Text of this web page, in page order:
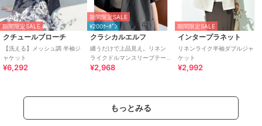
期間限定SALE
クチュールブローチ
【洗える】メッシュ調 半袖ジ
ャケット
¥6,292
期間限定SALE
¥200ｸｰﾎﾟﾝ
クラシカルエルフ
纏うだけで上品見え。リネン
ライクドルマンスリーブテー
ラードダブルジャケット（半
¥2,968
期間限定SALE
インタープラネット
リネンライク半袖ダブルジャ
ケット
¥2,992
もっとみる